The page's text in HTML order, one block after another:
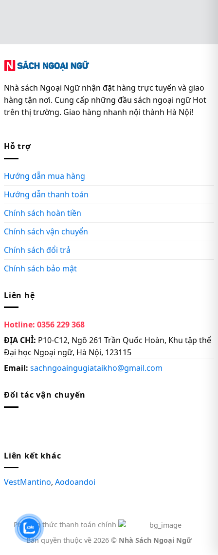
Nhà sách Ngoại Ngữ nhận đặt hàng trực tuyến và giao
hàng tận nơi. Cung cấp những đầu sách ngoại ngữ Hot
trên thị trường. Giao hàng nhanh nội thành Hà Nội!
Hỗ trợ
Hướng dẫn mua hàng
Hướng dẫn thanh toán
Chính sách hoàn tiền
Chính sách vận chuyển
Chính sách đổi trả
Chính sách bảo mật
Liên hệ
Hotline: 0356 229 368
ĐỊA CHỈ: P10-C12, Ngõ 261 Trần Quốc Hoàn, Khu tập thể
Đại học Ngoại ngữ, Hà Nội, 123115
Email: sachngoaingugiataikho@gmail.com
Đối tác vận chuyển
Liên kết khác
VestMantino, Aodoandoi
Phương thức thanh toán chính
Bản quyền thuộc về 2026 © Nhà Sách Ngoại Ngữ